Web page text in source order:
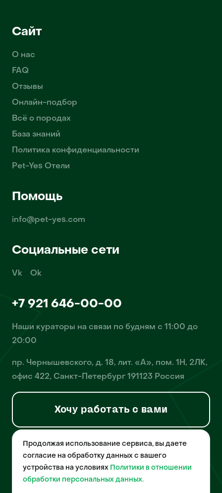
Сайт
О нас
FAQ
Отзывы
Онлайн-подбор
Всё о породах
База знаний
Политика конфиденциальности
Pet-Yes Отели
Помощь
info@pet-yes.com
Социальные сети
Vk Ok
+7 921 646-00-00
Наши кураторы на связи по будням с 11:00 до
20:00
пр. Чернышевского, д. 18, лит. «А», пом. 1Н, 2ЛК,
офис 422, Санкт-Петербург 191123 Россия
Хочу работать с вами
© 2026 Pet-Yes. ООО «Биржа домашних животных «Пет-Ес»
осуществляет деятельность в области информационных
технологий, деятельность по разработке и эксплуатации
собственного программного обеспечения, деятельность
порталов в информационно-коммуникационной сети Интернет и
Продолжая использование сервиса, вы даете
согласие на обработку данных с вашего
устройства на условиях Политики в отношении
обработки персональных данных.